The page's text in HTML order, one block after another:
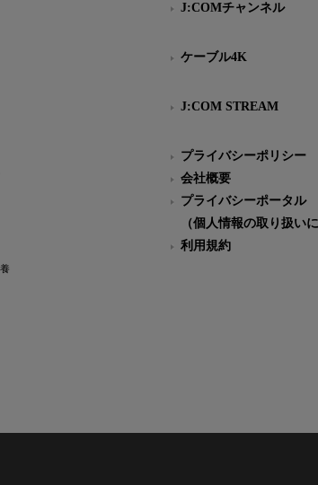
J:COMチャンネル
ケーブル4K
J:COM STREAM
プライバシーポリシー
会社概要
プライバシーポータル
（個人情報の取り扱い
利用規約